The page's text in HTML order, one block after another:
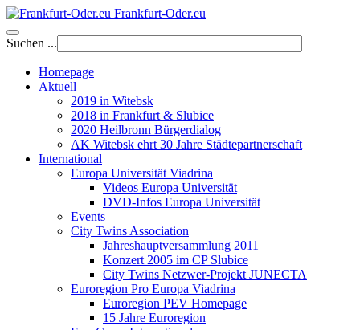
Frankfurt-Oder.eu
Suchen ...
Homepage
Aktuell
2019 in Witebsk
2018 in Frankfurt & Slubice
2020 Heilbronn Bürgerdialog
AK Witebsk ehrt 30 Jahre Städtepartnerschaft
International
Europa Universität Viadrina
Videos Europa Universität
DVD-Infos Europa Universität
Events
City Twins Association
Jahreshauptversammlung 2011
Konzert 2005 im CP Slubice
City Twins Netzwer-Projekt JUNECTA
Euroregion Pro Europa Viadrina
Euroregion PEV Homepage
15 Jahre Euroregion